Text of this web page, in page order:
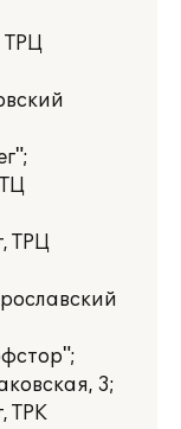
ТРЦ
ТРЦ
3;
ТРК